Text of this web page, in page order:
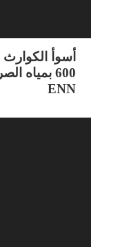
أسوأ
600 بمياه
ENN